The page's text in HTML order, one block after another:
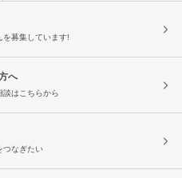
を募集しています!
へ
談はこちらから
つなぎたい